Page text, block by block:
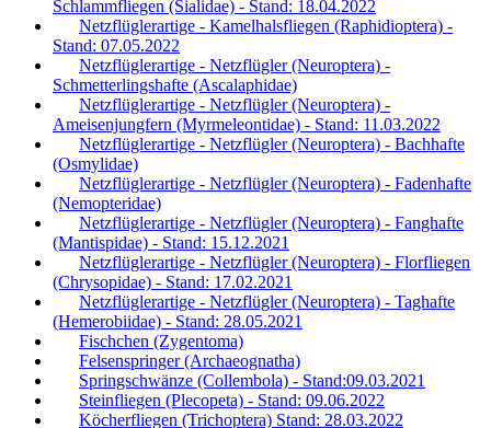
Schlammfliegen (Sialidae) - Stand: 18.04.2022
Netzflüglerartige - Kamelhalsfliegen (Raphidioptera) -
Stand: 07.05.2022
Netzflüglerartige - Netzflügler (Neuroptera) -
Schmetterlingshafte (Ascalaphidae)
Netzflüglerartige - Netzflügler (Neuroptera) -
Ameisenjungfern (Myrmeleontidae) - Stand: 11.03.2022
Netzflüglerartige - Netzflügler (Neuroptera) - Bachhafte
(Osmylidae)
Netzflüglerartige - Netzflügler (Neuroptera) - Fadenhafte
(Nemopteridae)
Netzflüglerartige - Netzflügler (Neuroptera) - Fanghafte
(Mantispidae) - Stand: 15.12.2021
Netzflüglerartige - Netzflügler (Neuroptera) - Florfliegen
(Chrysopidae) - Stand: 17.02.2021
Netzflüglerartige - Netzflügler (Neuroptera) - Taghafte
(Hemerobiidae) - Stand: 28.05.2021
Fischchen (Zygentoma)
Felsenspringer (Archaeognatha)
Springschwänze (Collembola) - Stand:09.03.2021
Steinfliegen (Plecopeta) - Stand: 09.06.2022
Köcherfliegen (Trichoptera) Stand: 28.03.2022